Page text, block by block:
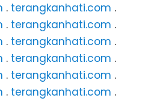
. terangkanhati.com .
. terangkanhati.com .
. terangkanhati.com .
. terangkanhati.com .
. terangkanhati.com .
. terangkanhati.com .